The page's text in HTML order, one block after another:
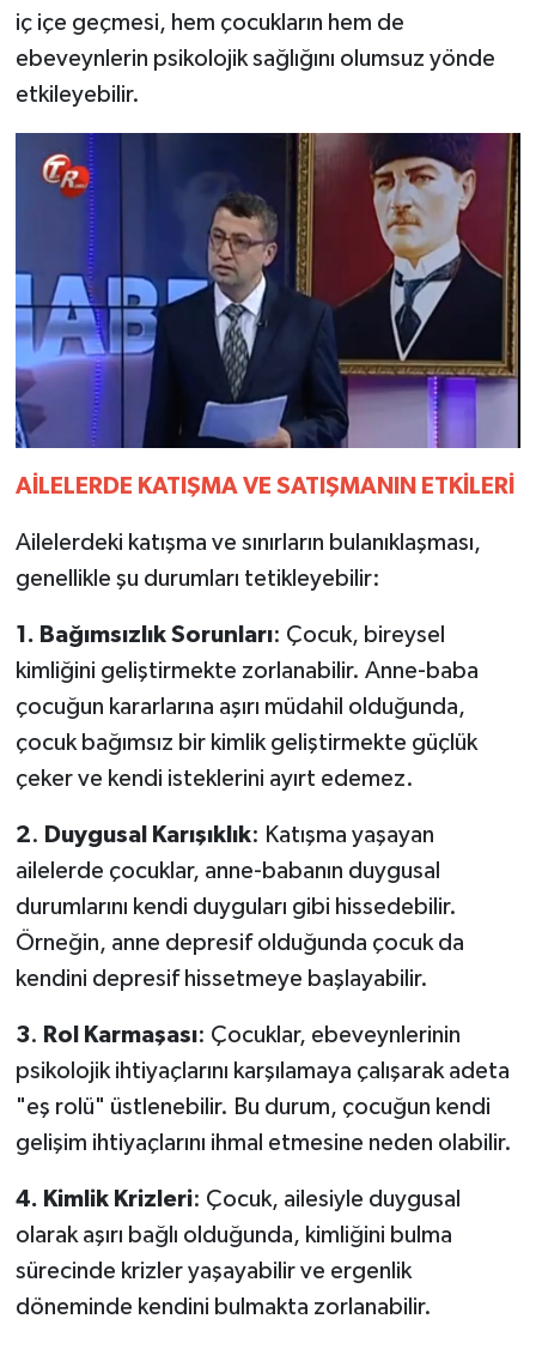
iç içe geçmesi, hem çocukların hem de
ebeveynlerin psikolojik sağlığını olumsuz yönde
etkileyebilir.
AİLELERDE KATIŞMA VE SATIŞMANIN ETKİLERİ
Ailelerdeki katışma ve sınırların bulanıklaşması,
genellikle şu durumları tetikleyebilir:
1. Bağımsızlık Sorunları: Çocuk, bireysel
kimliğini geliştirmekte zorlanabilir. Anne-baba
çocuğun kararlarına aşırı müdahil olduğunda,
çocuk bağımsız bir kimlik geliştirmekte güçlük
çeker ve kendi isteklerini ayırt edemez.
2. Duygusal Karışıklık: Katışma yaşayan
ailelerde çocuklar, anne-babanın duygusal
durumlarını kendi duyguları gibi hissedebilir.
Örneğin, anne depresif olduğunda çocuk da
kendini depresif hissetmeye başlayabilir.
3. Rol Karmaşası: Çocuklar, ebeveynlerinin
psikolojik ihtiyaçlarını karşılamaya çalışarak adeta
"eş rolü" üstlenebilir. Bu durum, çocuğun kendi
gelişim ihtiyaçlarını ihmal etmesine neden olabilir.
4. Kimlik Krizleri: Çocuk, ailesiyle duygusal
olarak aşırı bağlı olduğunda, kimliğini bulma
sürecinde krizler yaşayabilir ve ergenlik
döneminde kendini bulmakta zorlanabilir.